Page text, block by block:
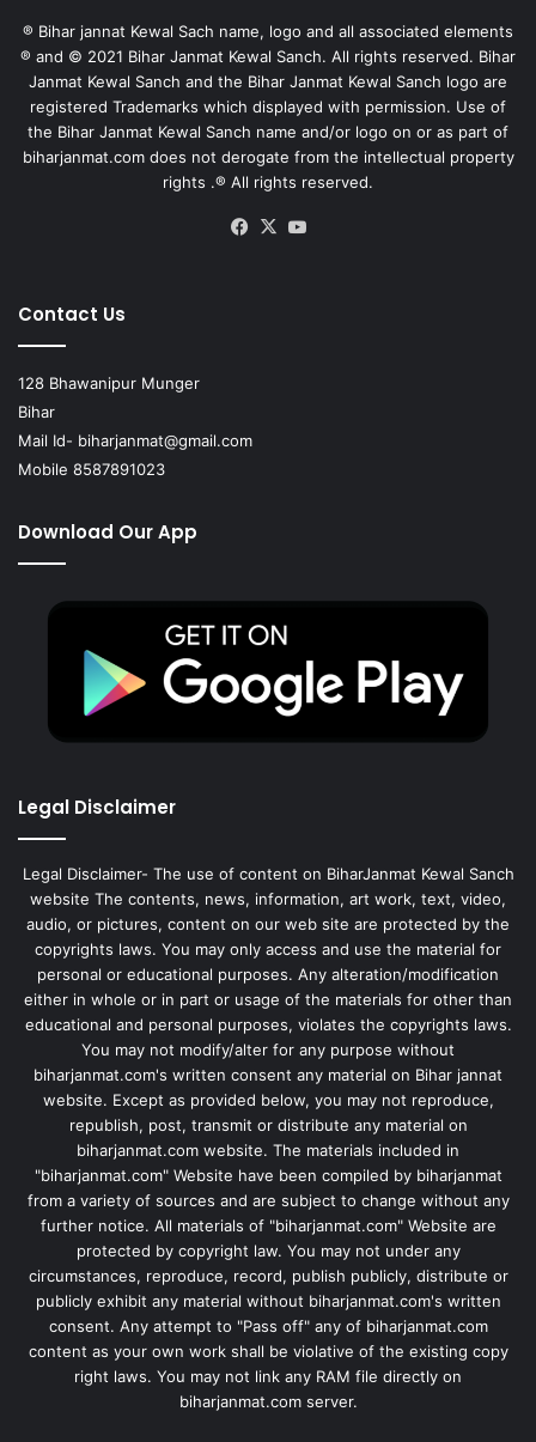
® Bihar jannat Kewal Sach name, logo and all associated elements
® and © 2021 Bihar Janmat Kewal Sanch. All rights reserved. Bihar
Janmat Kewal Sanch and the Bihar Janmat Kewal Sanch logo are
registered Trademarks which displayed with permission. Use of
the Bihar Janmat Kewal Sanch name and/or logo on or as part of
biharjanmat.com does not derogate from the intellectual property
rights .® All rights reserved.
Facebook
X
Contact Us
128 Bhawanipur Munger
Bihar
Mail Id- biharjanmat@gmail.com
Mobile 8587891023
Download Our App
Legal Disclaimer
Legal Disclaimer- The use of content on BiharJanmat Kewal Sanch
website The contents, news, information, art work, text, video,
audio, or pictures, content on our web site are protected by the
copyrights laws. You may only access and use the material for
personal or educational purposes. Any alteration/modification
either in whole or in part or usage of the materials for other than
educational and personal purposes, violates the copyrights laws.
You may not modify/alter for any purpose without
biharjanmat.com's written consent any material on Bihar jannat
website. Except as provided below, you may not reproduce,
republish, post, transmit or distribute any material on
biharjanmat.com website. The materials included in
"biharjanmat.com" Website have been compiled by biharjanmat
from a variety of sources and are subject to change without any
further notice. All materials of "biharjanmat.com" Website are
protected by copyright law. You may not under any
circumstances, reproduce, record, publish publicly, distribute or
publicly exhibit any material without biharjanmat.com's written
consent. Any attempt to "Pass off" any of biharjanmat.com
content as your own work shall be violative of the existing copy
right laws. You may not link any RAM file directly on
biharjanmat.com server.